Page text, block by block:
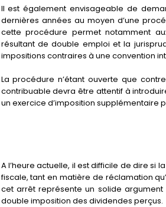
Il est également envisageable de
dernières années au moyen d’une
cette procédure permet notamment
résultant de double emploi et la
impositions contraires à une convention
La procédure n’étant ouverte que
contribuable devra être attentif à
un exercice d’imposition supplémentaire
A l’heure actuelle, il est difficile de dire si
fiscale, tant en matière de réclamation
cet arrêt représente un solide
double imposition des dividendes perçus.